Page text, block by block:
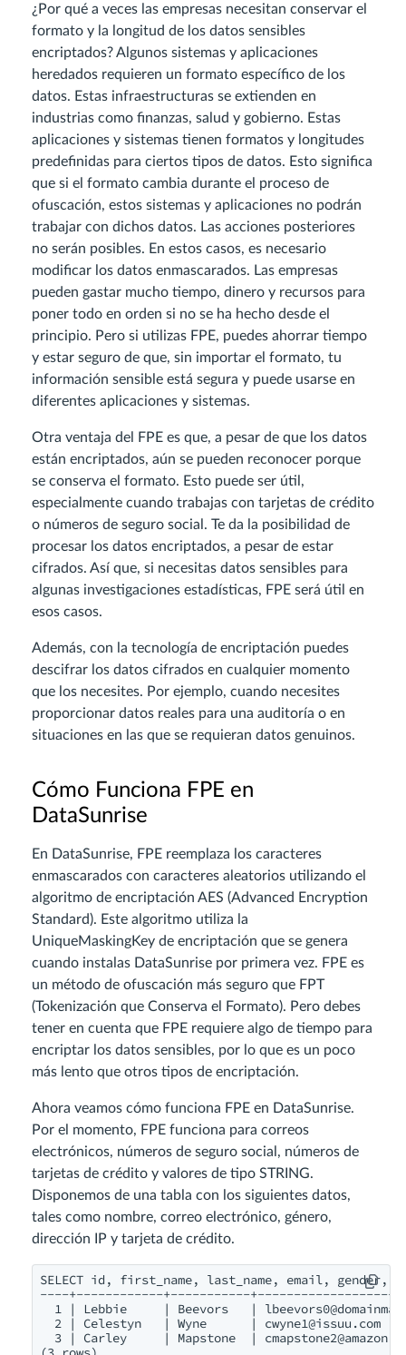
¿Por qué a veces las empresas necesitan conservar el
formato y la longitud de los datos sensibles
encriptados? Algunos sistemas y aplicaciones
heredados requieren un formato específico de los
datos. Estas infraestructuras se extienden en
industrias como finanzas, salud y gobierno. Estas
aplicaciones y sistemas tienen formatos y longitudes
predefinidas para ciertos tipos de datos. Esto significa
que si el formato cambia durante el proceso de
ofuscación, estos sistemas y aplicaciones no podrán
trabajar con dichos datos. Las acciones posteriores
no serán posibles. En estos casos, es necesario
modificar los datos enmascarados. Las empresas
pueden gastar mucho tiempo, dinero y recursos para
poner todo en orden si no se ha hecho desde el
principio. Pero si utilizas FPE, puedes ahorrar tiempo
y estar seguro de que, sin importar el formato, tu
información sensible está segura y puede usarse en
diferentes aplicaciones y sistemas.
Otra ventaja del FPE es que, a pesar de que los datos
están encriptados, aún se pueden reconocer porque
se conserva el formato. Esto puede ser útil,
especialmente cuando trabajas con tarjetas de crédito
o números de seguro social. Te da la posibilidad de
procesar los datos encriptados, a pesar de estar
cifrados. Así que, si necesitas datos sensibles para
algunas investigaciones estadísticas, FPE será útil en
esos casos.
Además, con la tecnología de encriptación puedes
descifrar los datos cifrados en cualquier momento
que los necesites. Por ejemplo, cuando necesites
proporcionar datos reales para una auditoría o en
situaciones en las que se requieran datos genuinos.
Cómo Funciona FPE en
DataSunrise
En DataSunrise, FPE reemplaza los caracteres
enmascarados con caracteres aleatorios utilizando el
algoritmo de encriptación AES (Advanced Encryption
Standard). Este algoritmo utiliza la
UniqueMaskingKey de encriptación que se genera
cuando instalas DataSunrise por primera vez. FPE es
un método de ofuscación más seguro que FPT
(Tokenización que Conserva el Formato). Pero debes
tener en cuenta que FPE requiere algo de tiempo para
encriptar los datos sensibles, por lo que es un poco
más lento que otros tipos de encriptación.
Ahora veamos cómo funciona FPE en DataSunrise.
Por el momento, FPE funciona para correos
electrónicos, números de seguro social, números de
tarjetas de crédito y valores de tipo STRING.
Disponemos de una tabla con los siguientes datos,
tales como nombre, correo electrónico, género,
dirección IP y tarjeta de crédito.
SELECT id, first_name, last_name, email, gender,
----+------------+-----------
  1 | Lebbie     | Beevors   |
  2 | Celestyn   | Wyne      |
cwyne1@issuu.com
  3 | Carley     | Mapstone  |